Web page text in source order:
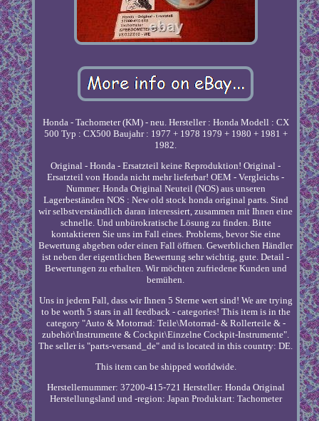
Honda - Tachometer (KM) - neu. Hersteller : Honda Modell : CX
500 Typ : CX500 Baujahr : 1977 + 1978 1979 + 1980 + 1981 +
1982.
Original - Honda - Ersatzteil keine Reproduktion! Original -
Ersatzteil von Honda nicht mehr lieferbar! OEM - Vergleichs -
Nummer. Honda Original Neuteil (NOS) aus unseren
Lagerbeständen NOS : New old stock honda original parts. Sind
wir selbstverständlich daran interessiert, zusammen mit Ihnen eine
schnelle. Und unbürokratische Lösung zu finden. Bitte
kontaktieren Sie uns im Fall eines. Problems, bevor Sie eine
Bewertung abgeben oder einen Fall öffnen. Gewerblichen Händler
ist neben der eigentlichen Bewertung sehr wichtig, gute. Detail -
Bewertungen zu erhalten. Wir möchten zufriedene Kunden und
bemühen.
Uns in jedem Fall, dass wir Ihnen 5 Sterne wert sind! We are trying
to be worth 5 stars in all feedback - categories! This item is in the
category "Auto & Motorrad: Teile\Motorrad- & Rollerteile & -
zubehör\Instrumente & Cockpit\Einzelne Cockpit-Instrumente".
The seller is "parts-versand_de" and is located in this country: DE.
This item can be shipped worldwide.
Herstellernummer: 37200-415-721 Hersteller: Honda Original
Herstellungsland und -region: Japan Produktart: Tachometer